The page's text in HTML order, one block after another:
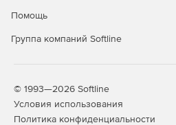
Помощь
Группа компаний Softline
© 1993—2026 Softline
Условия использования
Политика конфиденциальности